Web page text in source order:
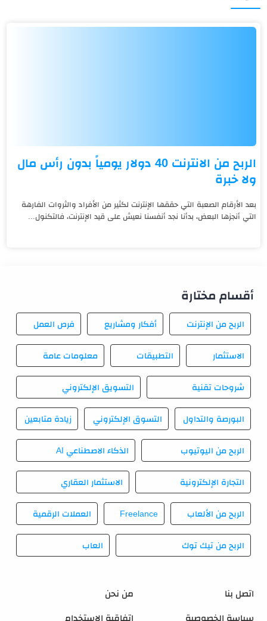
الربح من الانترنت 40 دولار يومياً بدون رأس مال
ولا خبرة
بعد الأرقام الصعبة التي حققها الإنترنت لكثير من الأفراد والثروات الفارهة
التي أنجزها البعض، بدأنا نجد أنفسنا نعيش على قيد الإنترنت، فالتكنول...
اتصل بنا من نحن
سياسة الخصوصية اتفاقية الاستخدام
أقسام مختارة
الربح من الإنترنت أفكار ومشاريع فرص العمل
الاستثمار التطبيقات معلومات عامة
شروحات تقنية التسويق الإلكتروني
البورصة والتداول التسوق الإلكتروني زيادة متابعين
الربح من اليوتيوب الذكاء الاصطناعي AI
التجارة الإلكترونية الاستثمار العقاري
الربح من الألعاب Freelance العملات الرقمية
الربح من تيك توك العاب